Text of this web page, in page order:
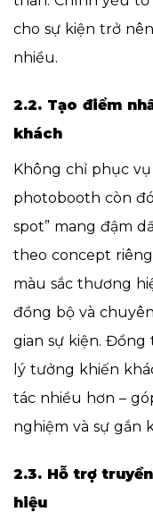
cho sự kiện trở
nhiều.
2.2. Tạo điểm
khách
Không chỉ phục
photobooth còn
spot” mang đậm
theo concept
màu sắc thương
đồng bộ và
gian sự kiện. Đồng
lý tưởng khiến
tác nhiều hơn –
nghiệm và sự gắn
2.3. Hỗ trợ
hiệu